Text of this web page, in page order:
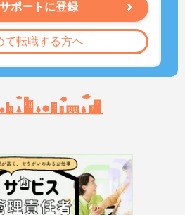
ポートに登録
て転職する方へ